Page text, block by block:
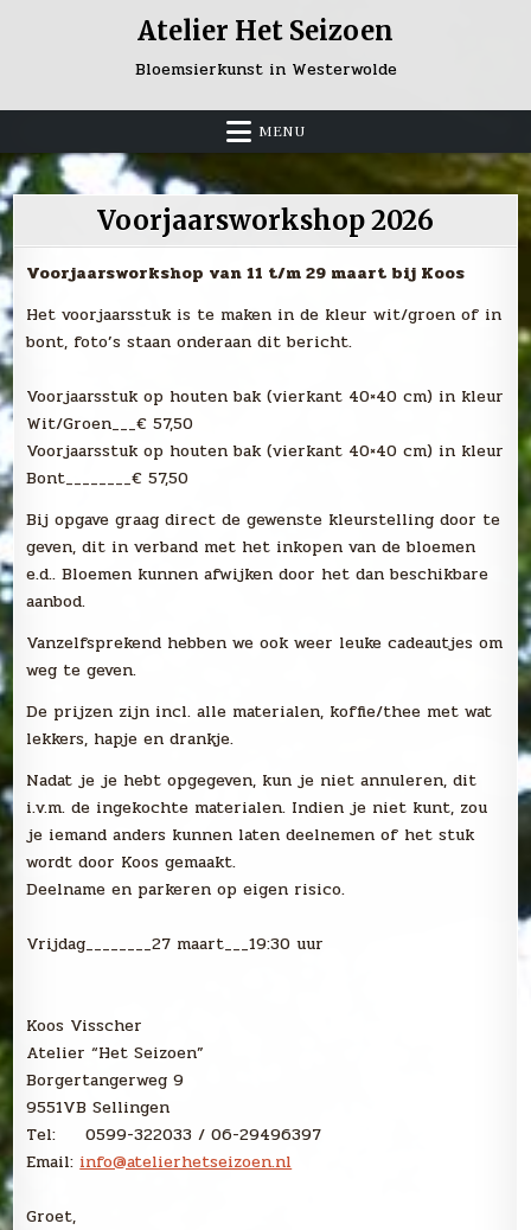
Atelier Het Seizoen
Bloemsierkunst in Westerwolde
MENU
Voorjaarsworkshop 2026
Voorjaarsworkshop van 11 t/m 29 maart bij Koos
Het voorjaarsstuk is te maken in de kleur wit/groen of in
bont, foto’s staan onderaan dit bericht.
Voorjaarsstuk op houten bak (vierkant 40×40 cm) in kleur
Wit/Groen___€ 57,50
Voorjaarsstuk op houten bak (vierkant 40×40 cm) in kleur
Bont________€ 57,50
Bij opgave graag direct de gewenste kleurstelling door te
geven, dit in verband met het inkopen van de bloemen
e.d.. Bloemen kunnen afwijken door het dan beschikbare
aanbod.
Vanzelfsprekend hebben we ook weer leuke cadeautjes om
weg te geven.
De prijzen zijn incl. alle materialen, koffie/thee met wat
lekkers, hapje en drankje.
Nadat je je hebt opgegeven, kun je niet annuleren, dit
i.v.m. de ingekochte materialen. Indien je niet kunt, zou
je iemand anders kunnen laten deelnemen of het stuk
wordt door Koos gemaakt.
Deelname en parkeren op eigen risico.
Vrijdag________27 maart___19:30 uur
Koos Visscher
Atelier “Het Seizoen”
Borgertangerweg 9
9551VB Sellingen
Tel: 0599-322033 / 06-29496397
Email: info@atelierhetseizoen.nl
Groet,